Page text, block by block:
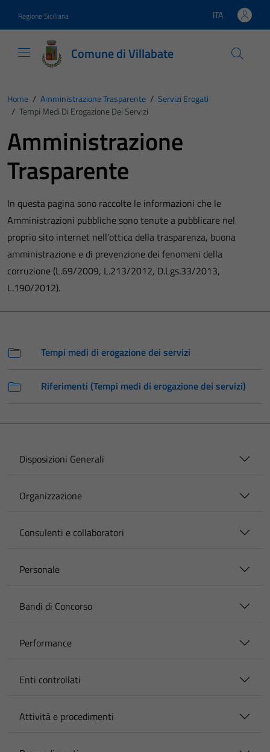
Regione Siciliana Lingua attiva:
ITA
Comune di Villabate
Home / Amministrazione Trasparente / Servizi Erogati
/ Tempi Medi Di Erogazione Dei Servizi
Amministrazione
Trasparente
In questa pagina sono raccolte le informazioni che le
Amministrazioni pubbliche sono tenute a pubblicare nel
proprio sito internet nell’ottica della trasparenza, buona
amministrazione e di prevenzione dei fenomeni della
corruzione (L.69/2009, L.213/2012, D.Lgs.33/2013,
L.190/2012).
Tempi medi di erogazione dei servizi
Riferimenti (Tempi medi di erogazione dei servizi)
Disposizioni Generali
Organizzazione
Consulenti e collaboratori
Personale
Bandi di Concorso
Performance
Enti controllati
Attività e procedimenti